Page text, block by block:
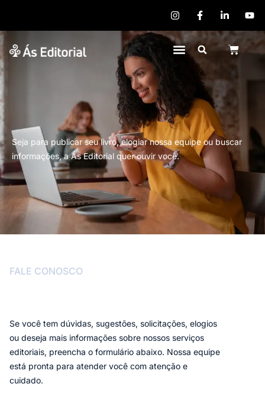
Seja para publicar seu livro, elogiar nossa equipe ou buscar
informações, a Ás Editorial quer ouvir você.
FALE CONOSCO
Se você tem dúvidas, sugestões, solicitações, elogios
ou deseja mais informações sobre nossos serviços
editoriais, preencha o formulário abaixo. Nossa equipe
está pronta para atender você com atenção e
cuidado.